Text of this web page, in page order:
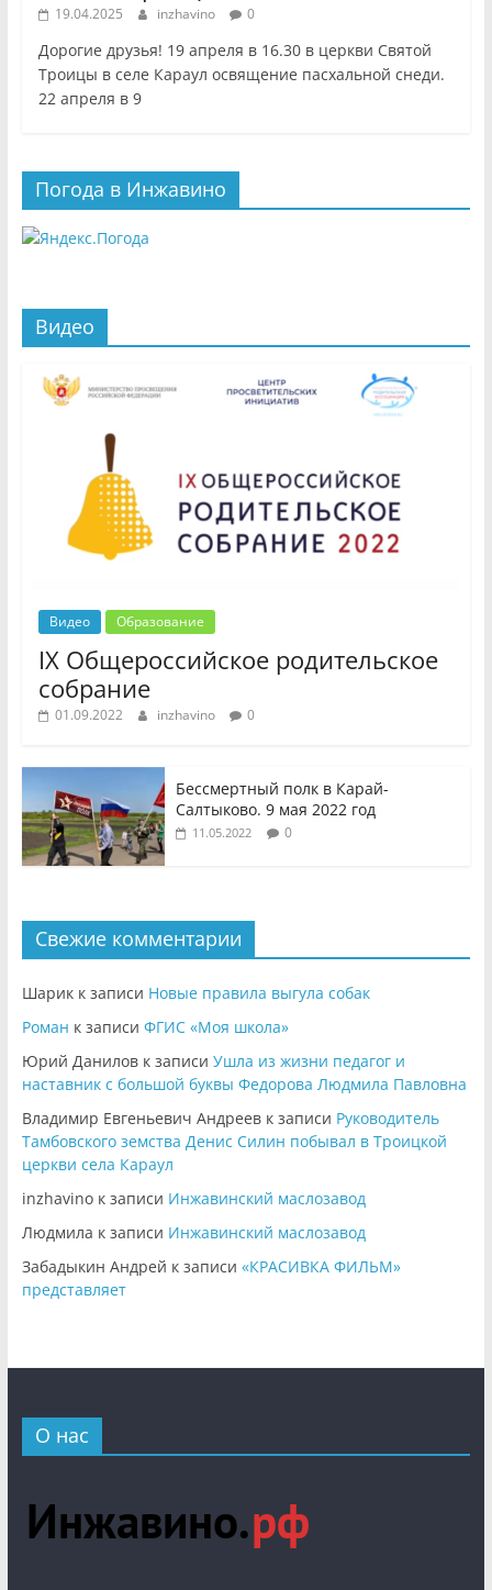
19.04.2025 inzhavino 0
Дорогие друзья! 19 апреля в 16.30 в церкви Святой
Троицы в селе Караул освящение пасхальной снеди.
22 апреля в 9
Погода в Инжавино
Видео
Видео Образование
IX Общероссийское родительское
собрание
01.09.2022 inzhavino 0
Бессмертный полк в Карай-
Салтыково. 9 мая 2022 год
11.05.2022 0
Свежие комментарии
Шарикк записи Новые правила выгула собак
Роман к записи ФГИС «Моя школа»
Юрий Даниловк записи Ушла из жизни педагог и
наставник с большой буквы Федорова Людмила Павловна
Владимир Евгеньевич Андреевк записи Руководитель
Тамбовского земства Денис Силин побывал в Троицкой
церкви села Караул
inzhavinoк записи Инжавинский маслозавод
Людмила к записи Инжавинский маслозавод
Забадыкин Андрей к записи «КРАСИВКА ФИЛЬМ»
представляет
О нас